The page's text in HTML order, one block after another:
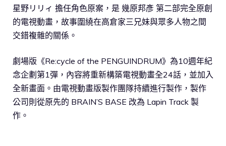
星野リリィ 擔任角色原案，是 幾原邦彥 第二部完全原創
的電視動畫，故事圍繞在高倉家三兄妹與眾多人物之間
交錯複雜的關係。
劇場版《Re:cycle of the PENGUINDRUM》為10週年紀
念企劃第1彈，內容將重新構築電視動畫全24話，並加入
全新畫面。由電視動畫版製作團隊持續進行製作，製作
公司則從原先的 BRAIN’S BASE 改為 Lapin Track 製
作。